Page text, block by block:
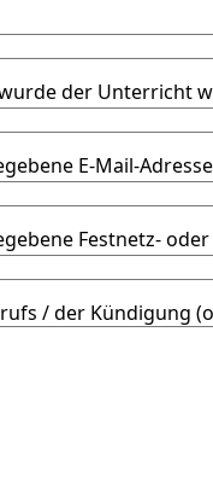
der Unterricht
E-Mail-Adresse
Festnetz-
/ der Kündigung